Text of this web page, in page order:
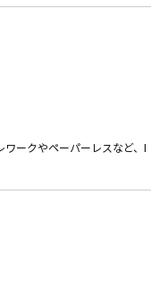
ークやペーパーレスなど、I